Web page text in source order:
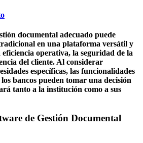
documental adecuado puede
en una plataforma versátil y
operativa, la seguridad de la
del cliente. Al considerar
específicas, las funcionalidades
bancos pueden tomar una decisión
tanto a la institución como a sus
de Gestión Documental